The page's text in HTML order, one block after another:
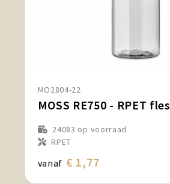
MO2804-22
MOSS RE750 - RPET
24083 op voorraad
RPET
vanaf € 1,77